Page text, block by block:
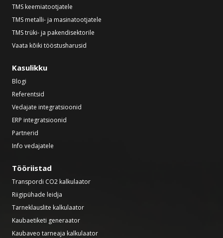
TMS keemiatootjatele
TMS metalli- ja masinatootjatele
TMS trüki- ja pakendisektorile
Vaata kõiki tööstusharusid
Kasulikku
Blogi
Referentsid
Vedajate integratsioonid
ERP integratsioonid
Partnerid
Info vedajatele
Tööriistad
Transpordi CO2 kalkulaator
Riigipühade leidja
Tarneklauslite kalkulaator
Kaubaetiketi generaator
Kaubaveo tarneaja kalkulaator